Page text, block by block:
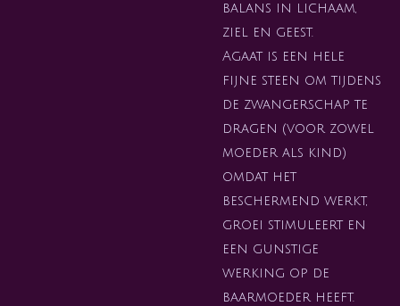
balans in lichaam,
ziel en geest.
Agaat is een hele
fijne steen om tijdens
de zwangerschap te
dragen (voor zowel
moeder als kind)
omdat het
beschermend werkt,
groei stimuleert en
een gunstige
werking op de
baarmoeder heeft.